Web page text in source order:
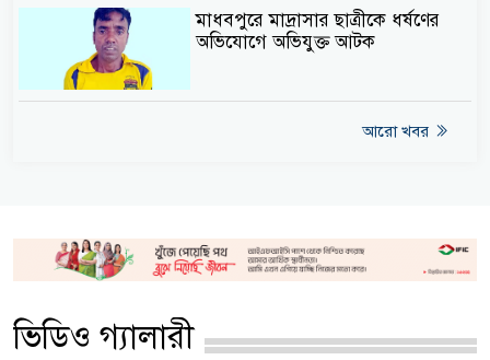
মাধবপুরে মাদ্রাসার ছাত্রীকে ধর্ষণের
অভিযোগে অভিযুক্ত আটক
আরো খবর
ভিডিও গ্যালারী